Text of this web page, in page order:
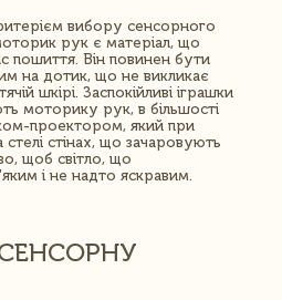
вибору сенсорного
рук є матеріал, що
пошиття. Він повинен бути
на дотик, що не викликає
шкірі. Заспокійливі іграшки
моторику рук, в більшості
проектором, який при
стінах, що зачаровують
щоб світло, що
і не надто яскравим.